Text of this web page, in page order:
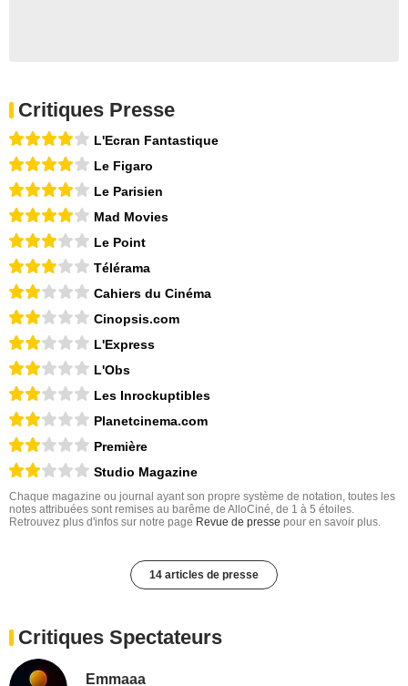
Critiques Presse
L'Ecran Fantastique
Le Figaro
Le Parisien
Mad Movies
Le Point
Télérama
Cahiers du Cinéma
Cinopsis.com
L'Express
L'Obs
Les Inrockuptibles
Planetcinema.com
Première
Studio Magazine
Chaque magazine ou journal ayant son propre système de notation, toutes les
notes attribuées sont remises au barême de AlloCiné, de 1 à 5 étoiles.
Retrouvez plus d'infos sur notre page Revue de presse pour en savoir plus.
14 articles de presse
Critiques Spectateurs
Emmaaa